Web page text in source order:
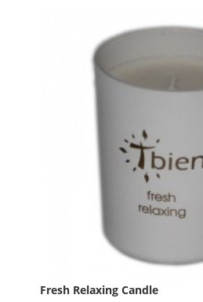
Fresh Relaxing Candle